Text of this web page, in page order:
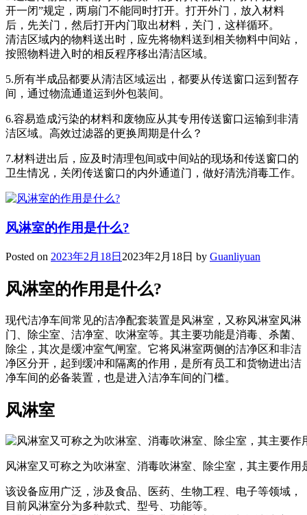
开一闭”规定，两扇门不能同时打开。打开外门，放入材料
后，先关门，然后打开内门取出材料，关门，这样循环。
清洁区域内的物料送出时，应先将物料送到相关物料中间站，
按照物料进入时的相反程序移出清洁区域。
5.所有半成品都要从清洁区域运出，都要从传送窗口运到暂存
间，通过物流通道运到外包装间。
6.容易造成污染的材料和废物应从其专用传送窗口运输到非清
洁区域。高效过滤器的更换周期是什么？
7.材料进出后，应及时清理包间或中间站的现场和传送窗口的
卫生情况，关闭传送窗口的内外通道门，做好清洗消毒工作。
风淋室的作用是什么?
Posted on 2023年2月18日 2023年2月18日 by Guanliyuan
风淋室的作用是什么?
现代洁净车间常见的洁净配套装置是风淋室，又称风淋室风淋
门、除尘室、洁净室、吹淋室等。其主要功能是消毒、杀菌、
除尘，其次是缓冲室气闸室。它将风淋室两侧的洁净区和非洁
净区分开，起到缓冲和隔离的作用，是所有员工和货物进出洁
净车间的必备装置，也是进入洁净车间的门槛。
风淋室
风淋室又可称之为吹淋室、消毒吹淋室、除尘室，其主要作
该设备应用广泛，涉及食品、医药、生物工程、电子等领域，
目前风淋室分为多种款式、型号、功能等。